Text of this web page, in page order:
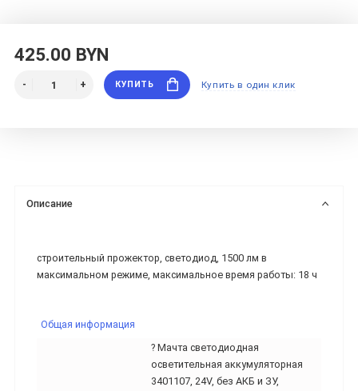
425.00 BYN
КУПИТЬ Купить в один клик
Описание
строительный прожектор, светодиод, 1500 лм в
максимальном режиме, максимальное время работы: 18 ч
Общая информация
? Мачта светодиодная
осветительная аккумуляторная
3401107, 24V, без АКБ и ЗУ,